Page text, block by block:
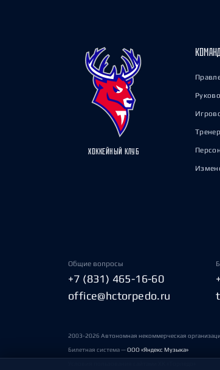
ХОККЕЙНЫЙ КЛУБ
Общие вопросы
+7 (831) 465-16-60
office@hctorpedo.ru
2003-2026 Автономная некоммерческая
Билетная система —ООО «Яндекс Музыка»